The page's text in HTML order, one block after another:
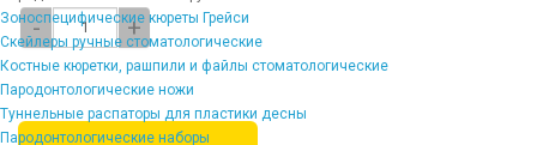
Зоноспецифические кюреты Грейси
Скейлеры ручные стоматологические
Костные кюретки, рашпили и файлы стоматологические
Пародонтологические ножи
Туннельные распаторы для пластики десны
Пародонтологические наборы
- +